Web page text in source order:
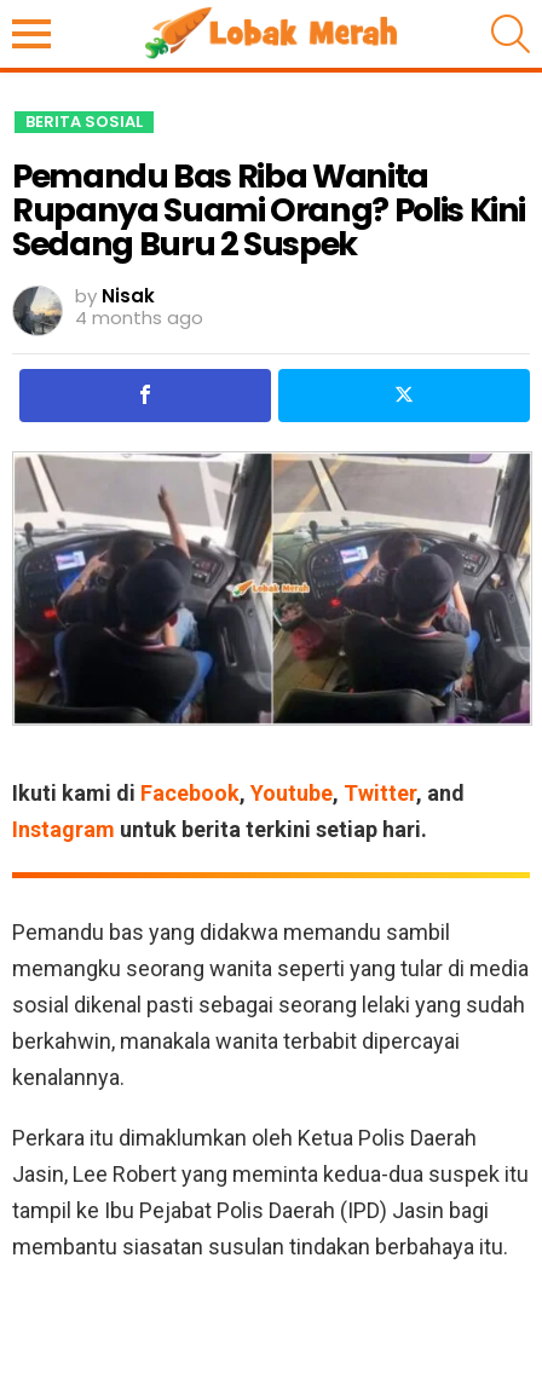
BERITA SOSIAL
Pemandu Bas Riba Wanita
Rupanya Suami Orang? Polis Kini
Sedang Buru 2 Suspek
by Nisak
4 months ago
Ikuti kami di Facebook, Youtube, Twitter, and
Instagram untuk berita terkini setiap hari.
Pemandu bas yang didakwa memandu sambil
memangku seorang wanita seperti yang tular di media
sosial dikenal pasti sebagai seorang lelaki yang sudah
berkahwin, manakala wanita terbabit dipercayai
kenalannya.
Perkara itu dimaklumkan oleh Ketua Polis Daerah
Jasin, Lee Robert yang meminta kedua-dua suspek itu
tampil ke Ibu Pejabat Polis Daerah (IPD) Jasin bagi
membantu siasatan susulan tindakan berbahaya itu.